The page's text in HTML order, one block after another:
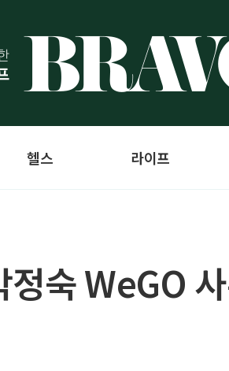
헬스 라이프
정숙 WeGO